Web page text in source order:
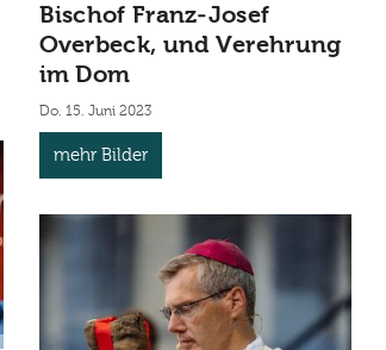
Bischof Franz-Josef
Overbeck, und Verehrung
im Dom
Do. 15. Juni 2023
mehr Bilder